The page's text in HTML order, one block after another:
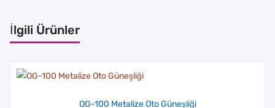
İlgili Ürünler
OG-100 Metalize Oto Güneşliği